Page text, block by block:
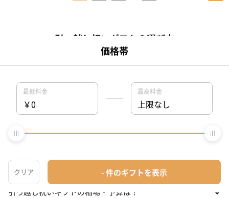
引っ越し祝いギフトの選び方
引っ越し祝いを選ぶ時の注意
引っ越し祝いにおすすめカテゴリー
01 家電
02 食器 引っ越し祝いのマナー！
引っ越し祝いギフトの相場・予算は？